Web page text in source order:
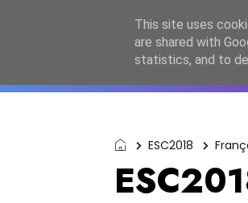
ESC2027
ESC2018
This site uses
are shared with
statistics, and to